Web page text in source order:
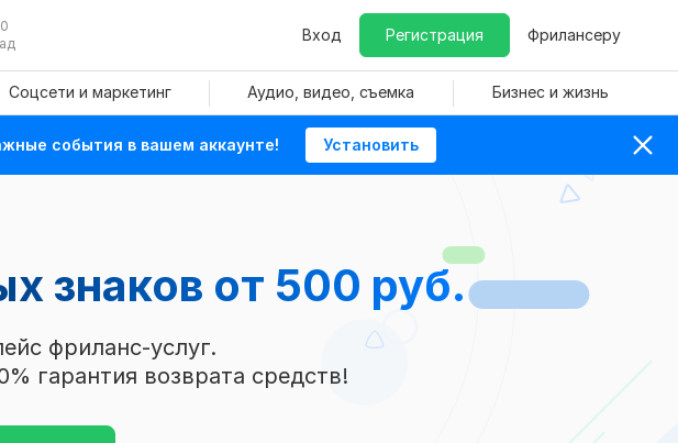
Вход Регистрация Фрилансеру
Соцсети и маркетинг Аудио, видео, съемка Бизнес и жизнь
события в вашем аккаунте! Установить
знаков от 500 руб.
фриланс-услуг.
гарантия возврата средств!